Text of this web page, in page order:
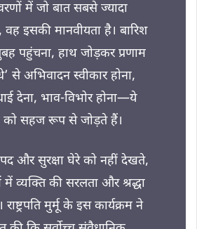
में जो बात सबसे ज्यादा
इसकी मानवीयता है। बारिश
पहुंचना, हाथ जोड़कर प्रणाम
से अभिवादन स्वीकार होना,
देना, भाव-विभोर होना—ये
को सहज रूप से जोड़ते हैं।
और सुरक्षा घेरे को नहीं देखते,
व्यक्ति की सरलता और श्रद्धा
मुर्मू के इस कार्यक्रम ने